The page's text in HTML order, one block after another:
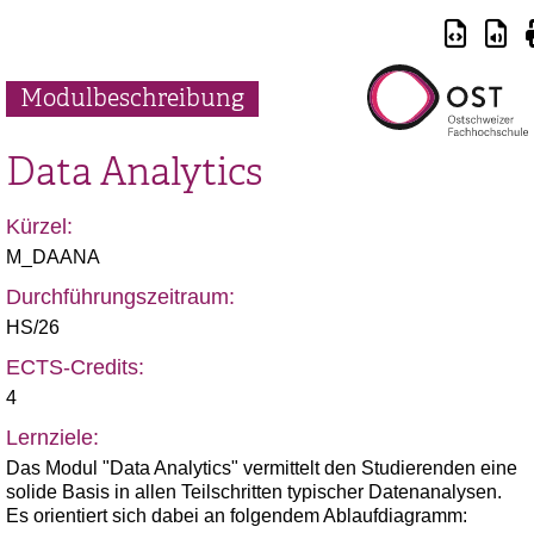
Modulbeschreibung
Data Analytics
Kürzel:
M_DAANA
Durchführungszeitraum:
HS/26
ECTS-Credits:
4
Lernziele:
Das Modul "Data Analytics" vermittelt den Studierenden eine
solide Basis in allen Teilschritten typischer Datenanalysen.
Es orientiert sich dabei an folgendem Ablaufdiagramm: